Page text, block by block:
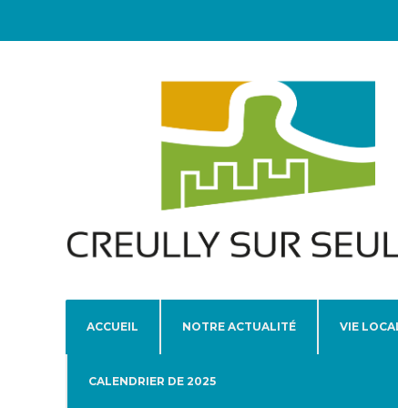
ACCUEIL NOTRE ACTUALITÉ VIE
CALENDRIER DE 2025